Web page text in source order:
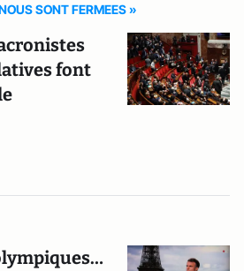
SONT FERMEES »
font